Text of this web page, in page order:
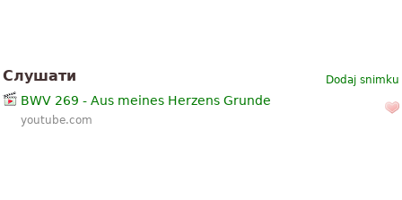
Dodaj snimku
Слушати
BWV 269 - Aus meines Herzens Grunde
youtube.com